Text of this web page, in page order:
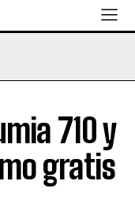
710 y
gratis